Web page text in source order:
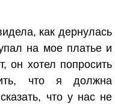
как дернулась
на мое платье и
он хотел попросить
что я должна
что у нас не